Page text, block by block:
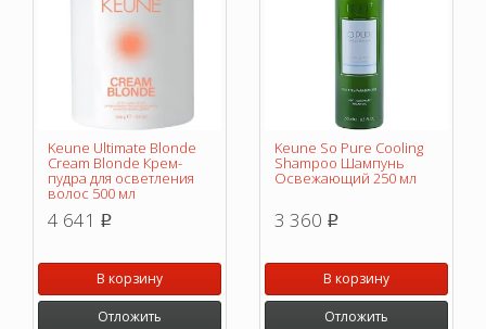
Keune Ultimate Blonde
Cream Blonde Крем-
пудра для осветления
волос 500 мл
4 641 p
В корзину
Отложить
Keune So Pure Cooling
Shampoo Шампунь
Освежающий 250 мл
3 360 p
В корзину
Отложить